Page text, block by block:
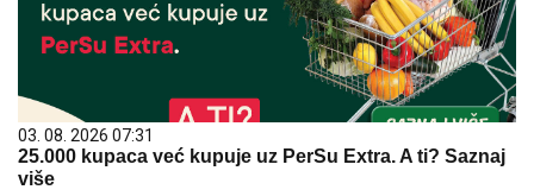
03. 08. 2026 07:31
25.000 kupaca već kupuje uz PerSu Extra. A ti? Saznaj
više